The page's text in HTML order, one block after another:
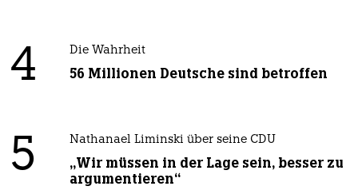
4 Die Wahrheit
56 Millionen Deutsche sind betroffen
5 Nathanael Liminski über seine CDU
„Wir müssen in der Lage sein, besser zu
argumentieren“